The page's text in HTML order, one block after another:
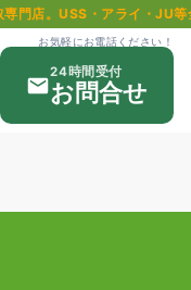
JU等全国主要オークシ
お気軽にお電話ください！
24時間受付
お問合せ